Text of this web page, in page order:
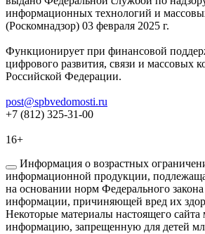
информационных технологий и
(Роскомнадзор) 03 февраля 2025 г.
Функционирует при финансовой
цифрового развития, связи и массовых
Российской Федерации.
post@spbvedomosti.ru
+7 (812) 325-31-00
16+
Информация о возрастных
информационной продукции,
на основании норм Федерального
информации, причиняющей вред их
Некоторые материалы настоящего сайта
информацию, запрещенную для детей